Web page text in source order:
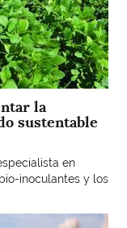
la
sustentable
en
inoculantes y los